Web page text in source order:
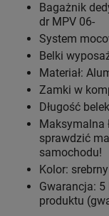
Bagażnik
dr MPV 06-
System
Belki
Materiał:
Zamki w
Długość
Maksymalna
sprawdzić
samochodu!
Kolor: srebrny
Gwarancja: 5
produktu